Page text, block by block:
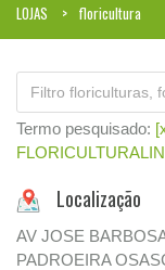
LOJAS floricultura
Termo pesquisado:
Localização
AV JOSE
PADROEIRA